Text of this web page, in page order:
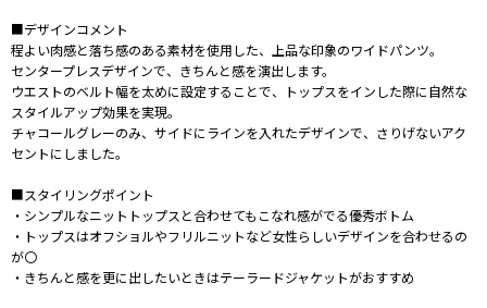
■デザインコメント
程よい肉感と落ち感のある素材を使用した、上品な印象のワイドパンツ。
センタープレスデザインで、きちんと感を演出します。
ウエストのベルト幅を太めに設定することで、トップスをインした際に自然な
スタイルアップ効果を実現。
チャコールグレーのみ、サイドにラインを入れたデザインで、さりげないアク
セントにしました。
■スタイリングポイント
・シンプルなニットトップスと合わせてもこなれ感がでる優秀ボトム
・トップスはオフショルやフリルニットなど女性らしいデザインを合わせるの
が〇
・きちんと感を更に出したいときはテーラードジャケットがおすすめ